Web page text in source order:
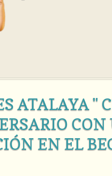
ATALAYA "
CON
EN EL